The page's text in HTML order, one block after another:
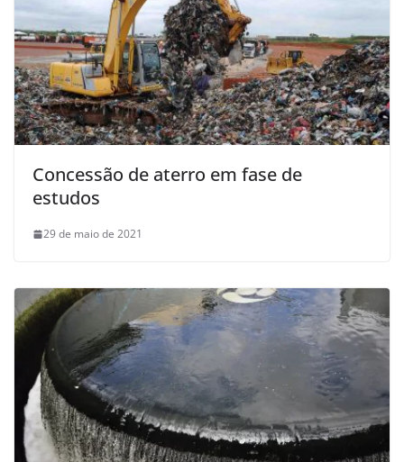
Concessão de aterro em fase de
estudos
29 de maio de 2021